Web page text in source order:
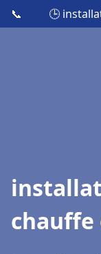
📞 🕒
chauffe